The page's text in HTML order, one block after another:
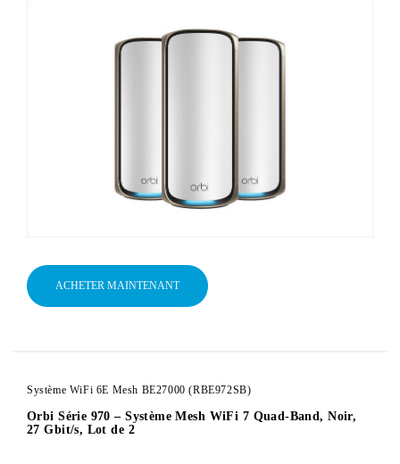
ACHETER MAINTENANT
Système WiFi 6E Mesh BE27000 (RBE972SB)
Orbi Série 970 – Système Mesh WiFi 7 Quad-Band, Noir,
27 Gbit/s, Lot de 2